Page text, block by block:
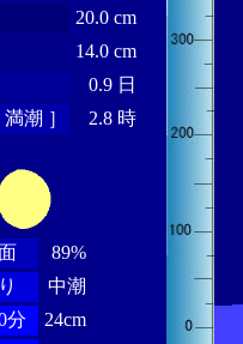
20.0 cm
14.0 cm
0.9 日
潮 ］
2.8 時
89%
中潮
分
24cm